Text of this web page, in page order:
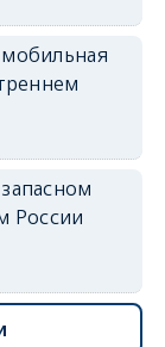
России